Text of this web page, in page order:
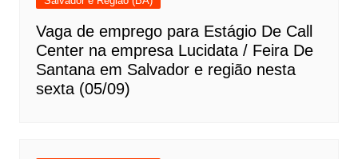
Vaga de emprego para Estágio De Call
Center na empresa Lucidata / Feira De
Santana em Salvador e região nesta
sexta (05/09)